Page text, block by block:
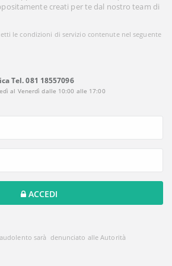
creati per te dal nostro team di
le condizioni di servizio contenute nel seguente
Tel. 081 18557096
al Venerdì dalle 10:00 alle 17:00
ACCEDI
sarà denunciato alle Autorità